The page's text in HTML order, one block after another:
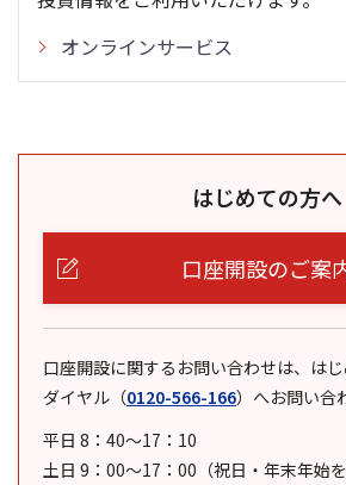
オンラインサービス
はじめての方へ
口座開設のご案
口座開設に関するお問い合わせは、は
ダイヤル （0120-566-166） へお問い合
平日 8：40～17：10
土日 9：00～17：00（祝日・年末年始を